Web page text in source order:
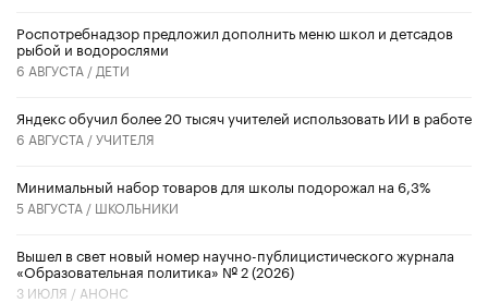
Роспотребнадзор предложил дополнить меню школ и детсадов
рыбой и водорослями
6 АВГУСТА / ДЕТИ
​Яндекс обучил более 20 тысяч учителей использовать ИИ в работе
6 АВГУСТА /УЧИТЕЛЯ
Минимальный набор товаров для школы подорожал на 6,3%
5 АВГУСТА / ШКОЛЬНИКИ
Вышел в свет новый номер научно-публицистического журнала
«Образовательная политика» № 2 (2026)
3 ИЮЛЯ / АНОНС